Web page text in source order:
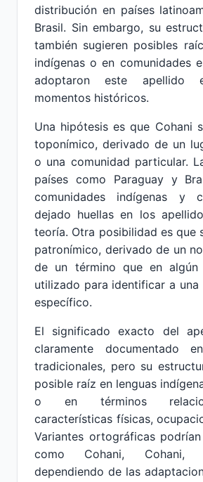
distribución en países
Brasil. Sin embargo, su
también sugieren posibles
indígenas o en comunidades
adoptaron este apellido
momentos históricos.
Una hipótesis es que Cohani
toponímico, derivado de un
o una comunidad particular.
países como Paraguay y
comunidades indígenas y
dejado huellas en los
teoría. Otra posibilidad es que
patronímico, derivado de un
de un término que en algún
utilizado para identificar a una
específico.
El significado exacto del
claramente documentado
tradicionales, pero su
posible raíz en lenguas
o en términos
características físicas,
Variantes ortográficas
como Cohani, Cohani,
dependiendo de las